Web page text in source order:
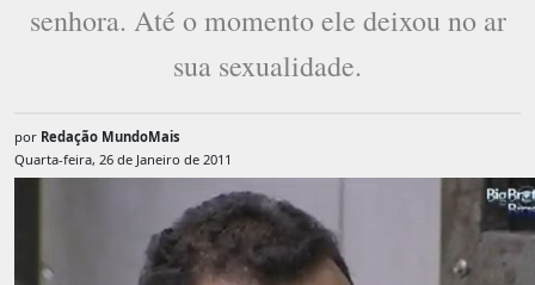
senhora. Até o momento ele deixou no ar
sua sexualidade.
por Redação MundoMais
Quarta-feira, 26 de Janeiro de 2011